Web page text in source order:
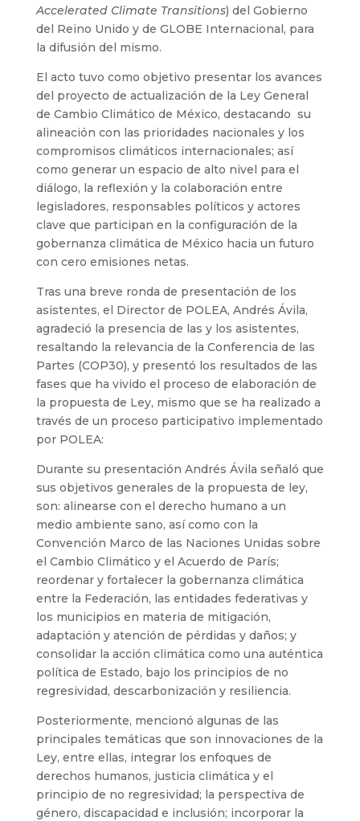
Accelerated Climate Transitions) del Gobierno
del Reino Unido y de GLOBE Internacional, para
la difusión del mismo.
El acto tuvo como objetivo presentar los avances
del proyecto de actualización de la Ley General
de Cambio Climático de México, destacando su
alineación con las prioridades nacionales y los
compromisos climáticos internacionales; así
como generar un espacio de alto nivel para el
diálogo, la reflexión y la colaboración entre
legisladores, responsables políticos y actores
clave que participan en la configuración de la
gobernanza climática de México hacia un futuro
con cero emisiones netas.
Tras una breve ronda de presentación de los
asistentes, el Director de POLEA, Andrés Ávila,
agradeció la presencia de las y los asistentes,
resaltando la relevancia de la Conferencia de las
Partes (COP30), y presentó los resultados de las
fases que ha vivido el proceso de elaboración de
la propuesta de Ley, mismo que se ha realizado a
través de un proceso participativo implementado
por POLEA:
Durante su presentación Andrés Ávila señaló que
sus objetivos generales de la propuesta de ley,
son: alinearse con el derecho humano a un
medio ambiente sano, así como con la
Convención Marco de las Naciones Unidas sobre
el Cambio Climático y el Acuerdo de París;
reordenar y fortalecer la gobernanza climática
entre la Federación, las entidades federativas y
los municipios en materia de mitigación,
adaptación y atención de pérdidas y daños; y
consolidar la acción climática como una auténtica
política de Estado, bajo los principios de no
regresividad, descarbonización y resiliencia.
Posteriormente, mencionó algunas de las
principales temáticas que son innovaciones de la
Ley, entre ellas, integrar los enfoques de
derechos humanos, justicia climática y el
principio de no regresividad; la perspectiva de
género, discapacidad e inclusión; incorporar la